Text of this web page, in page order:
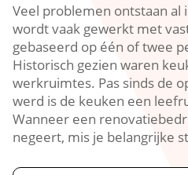
Veel problemen ontstaan al
wordt vaak gewerkt met
gebaseerd op één of twee
Historisch gezien waren
werkruimtes.​ Pas sinds de
werd is de keuken een
Wanneer een
negeert, mis je belangrijke